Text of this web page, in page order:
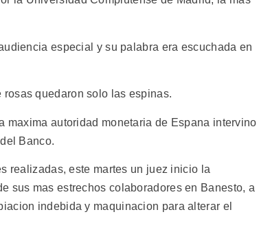
especial y su palabra era escuchada en
quedaron solo las espinas.
maxima autoridad monetaria de Espana intervino
Banco.
realizadas, este martes un juez inicio la
sus mas estrechos colaboradores en Banesto, a
indebida y maquinacion para alterar el